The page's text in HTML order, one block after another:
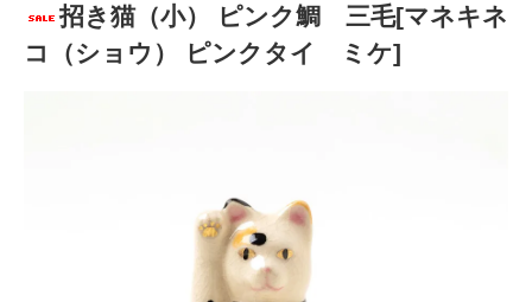
招き猫（小） ピンク鯛 三毛[マネキネ
コ（ショウ） ピンクタイ ミケ]